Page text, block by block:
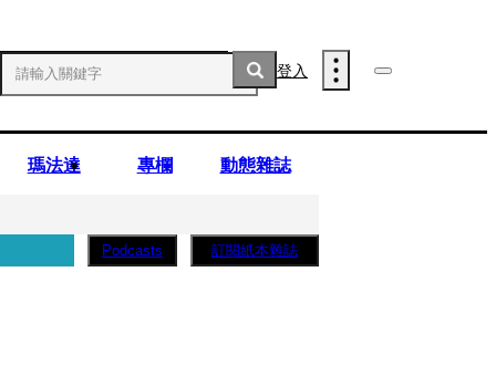
登入
瑪法達 專欄 動態雜誌
Podcasts 訂閱紙本雜誌